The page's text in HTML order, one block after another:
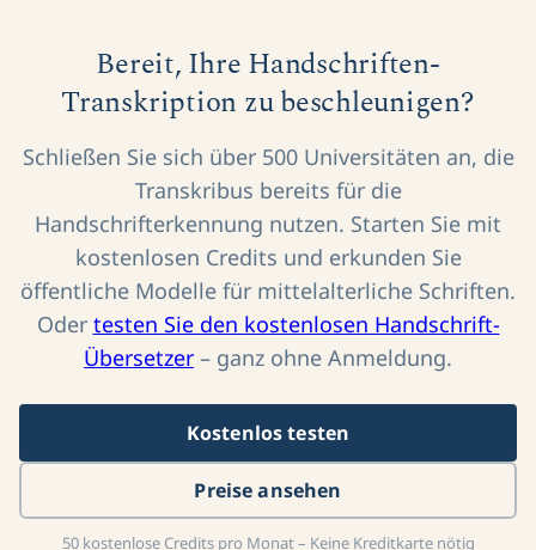
Bereit, Ihre Handschriften-
Transkription zu beschleunigen?
Schließen Sie sich über 500 Universitäten an, die
Transkribus bereits für die
Handschrifterkennung nutzen. Starten Sie mit
kostenlosen Credits und erkunden Sie
öffentliche Modelle für mittelalterliche Schriften.
Odertesten Sie den kostenlosen Handschrift-
Übersetzer– ganz ohne Anmeldung.
Kostenlos testen
Preise ansehen